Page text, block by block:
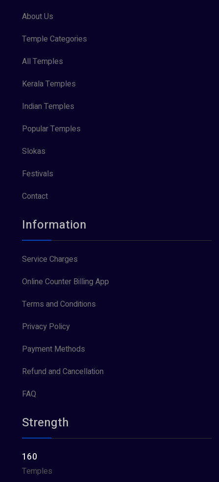
About Us
Temple Categories
All Temples
Kerala Temples
Indian Temples
Popular Temples
Slokas
Festivals
Contact
Information
Service Charges
Online Counter Billing App
Terms and Conditions
Privacy Policy
Payment Methods
Refund and Cancellation
FAQ
Strength
160
Temples